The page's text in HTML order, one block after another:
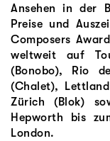
Ansehen in der
Preise und
Composers
weltweit auf
(Bonobo), Rio
(Chalet),
Zürich (Blok)
Hepworth bis
London.